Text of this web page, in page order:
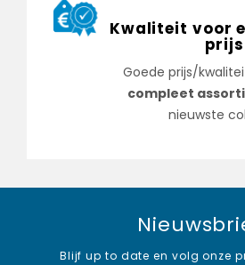
Kwaliteit voor
prijs
Goede prijs/
compleet
nieuwste
Blijf up to date en volg onze